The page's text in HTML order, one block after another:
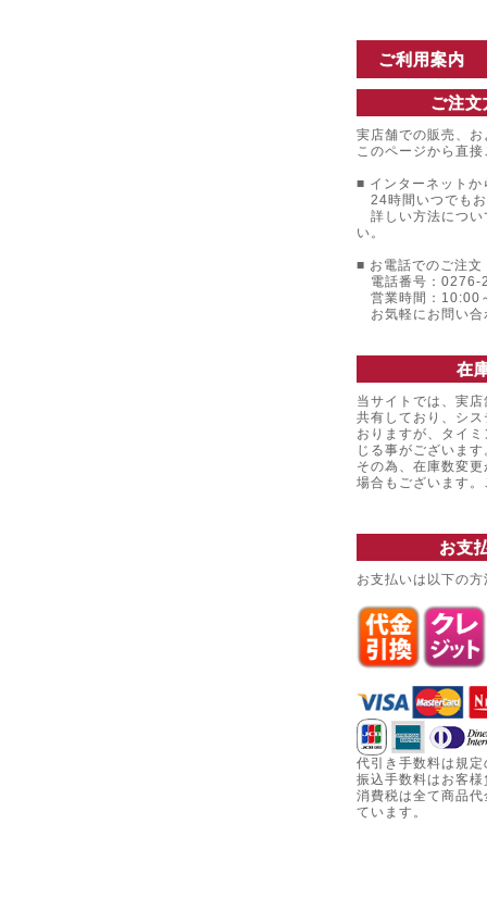
ご利用案内
ご注
実店舗での販売、
このページから直
■ インターネットか
24時間いつでも
詳しい方法につい
い。
■ お電話でのご注文
電話番号：0276-
営業時間：10:00
お気軽にお問い合
在
当サイトでは、実
共有しており、シ
おりますが、タイ
じる事がございます
その為、在庫数変
場合もございます
お支
お支払いは以下の
代引き手数料は規
振込手数料はお客
消費税は全て商品
ています。